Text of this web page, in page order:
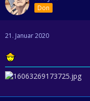
Don
21. Januar 2020